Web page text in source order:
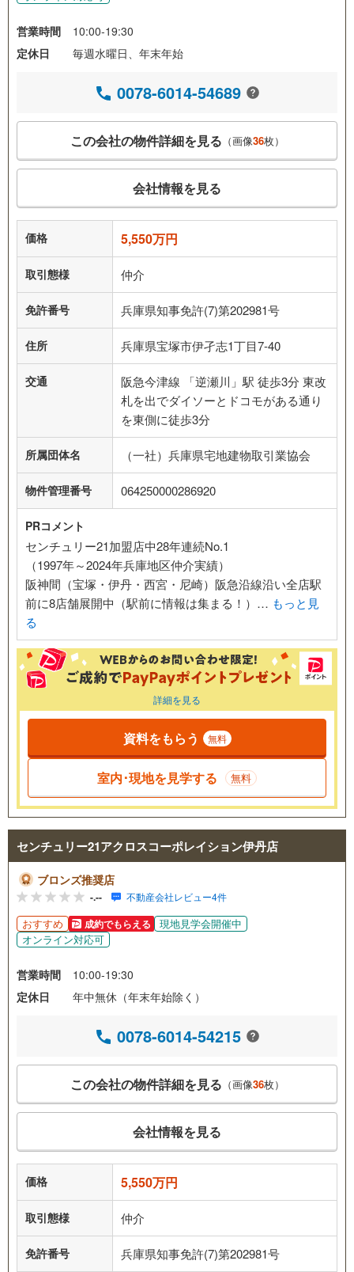
営業時間
10:00-19:30
定休日
毎週水曜日、年末年始
0078-6014-54689
この会社の物件詳細を見る （画像36枚）
会社情報を見る
価格 5,550万円
取引態様 仲介
免許番号 兵庫県知事免許(7)第202981号
住所 兵庫県宝塚市伊孑志1丁目7-40
交通
阪急今津線 「逆瀬川」駅 徒歩3分 東改
札を出でダイソーとドコモがある通り
を東側に徒歩3分
所属団体名 （一社）兵庫県宅地建物取引業協会
物件管理番号 064250000286920
PRコメント
センチュリー21加盟店中28年連続No.1
（1997年～2024年兵庫地区仲介実績）
阪神間（宝塚・伊丹・西宮・尼崎）阪急沿線沿い全店駅
前に8店舗展開中（駅前に情報は集まる！）… もっと見
る
詳細を見る
資料をもらう 無料
室内･現地を見学する 無料
センチュリー21アクロスコーポレイション伊丹店
ブロンズ推奨店
-.-- 不動産会社レビュー4件
おすすめ 成約でもらえる
現地見学会開催中
オンライン対応可
営業時間
10:00-19:30
定休日
年中無休（年末年始除く）
0078-6014-54215
この会社の物件詳細を見る （画像36枚）
会社情報を見る
価格 5,550万円
取引態様 仲介
免許番号 兵庫県知事免許(7)第202981号